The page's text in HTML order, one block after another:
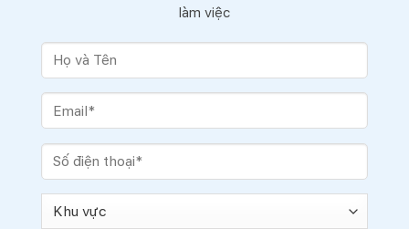
làm việc